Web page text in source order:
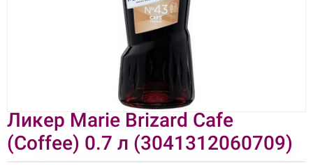
Ликер Marie Brizard Cafe
(Coffee) 0.7 л (3041312060709)